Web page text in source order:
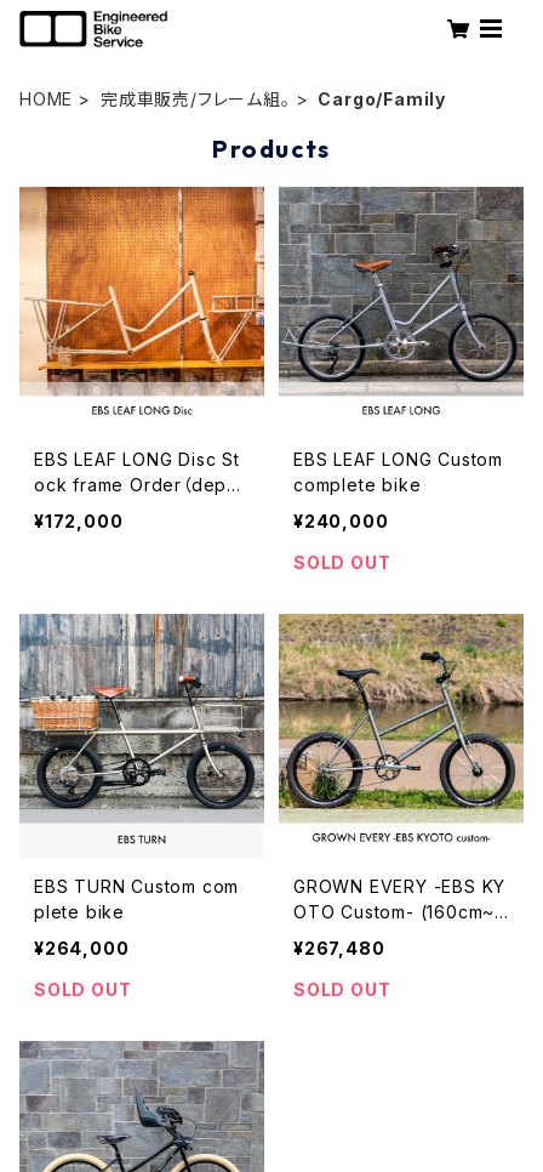
HOME 完成車販売/フレーム組。 Cargo/Family
Products
EBS LEAF LONG Disc St
ock frame Order（depos
it）
¥172,000
EBS LEAF LONG Custom
complete bike
¥240,000
SOLD OUT
EBS TURN Custom com
plete bike
¥264,000
SOLD OUT
GROWN EVERY -EBS KY
OTO Custom- (160cm~1
72cm)
¥267,480
SOLD OUT